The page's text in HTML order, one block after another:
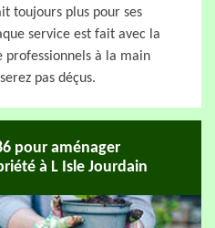
toujours plus pour ses
service est fait avec la
professionnels à la main
pas déçus.
pour aménager
à L Isle Jourdain